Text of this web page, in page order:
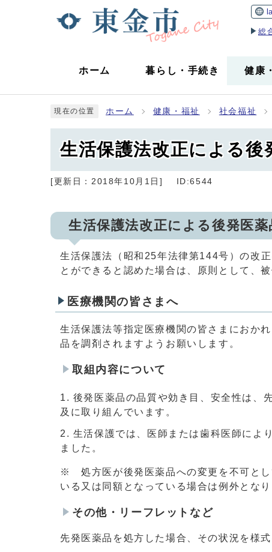
総
ホーム 暮らし ・ 手続き 健康 ・
現在の位置 ホーム 健康・福祉 社会福祉
生活保護法改正による後
[更新日： 2018年10月1日 ] ID:6544
生活保護法改正による後発医
生活保護法（昭和25年法律第144号）の改
とができると認めた場合は、原則として、
医療機関の皆さまへ
生活保護法等指定医療機関の皆さまにおか
品を調剤されますようお願いします。
取組内容について
後発医薬品の品質や効き目、安全性は、
及に取り組んでいます。
生活保護では、医師または歯科医師によ
ました。
※ 処方医が後発医薬品への変更を不可とし
いる又は同額となっている場合は例外となり
その他・リーフレットなど
先発医薬品を処方した場合、その状況を様